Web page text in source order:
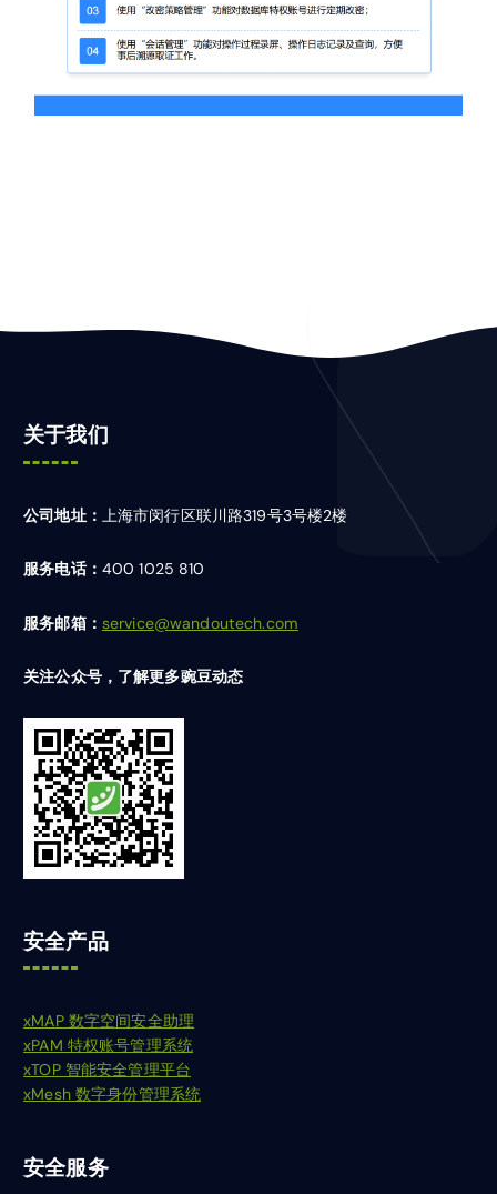
关于我们
公司地址： 上海市闵行区联川路319号3号楼2楼
服务电话： 400 1025 810
服务邮箱： service@wandoutech.com
关注公众号，了解更多豌豆动态
安全产品
xMAP 数字空间安全助理
xPAM 特权账号管理系统
xTOP 智能安全管理平台
xMesh 数字身份管理系统
安全服务